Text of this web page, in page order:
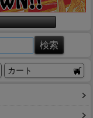
カート